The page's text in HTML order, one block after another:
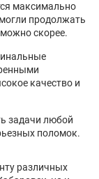
максимально
продолжать
скорее.
качество и
задачи любой
поломок.
различных